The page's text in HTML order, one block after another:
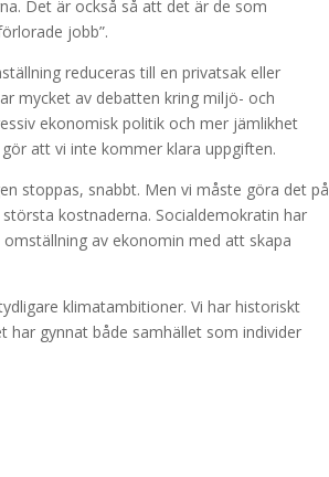
Det är också så att det är de som
jobb”.
reduceras till en privatsak eller
mycket av debatten kring miljö- och
ekonomisk politik och mer jämlikhet
att vi inte kommer klara uppgiften.
stoppas, snabbt. Men vi måste göra det på
kostnaderna. Socialdemokratin har
av ekonomin med att skapa
klimatambitioner. Vi har historiskt
gynnat både samhället som individer